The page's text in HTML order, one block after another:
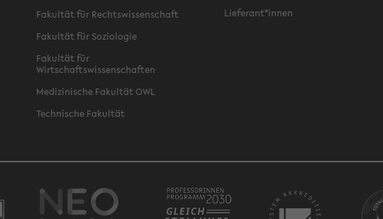
Fakultät für Rechtswissenschaft
Fakultät für Soziologie
Fakultät für
Wirtschaftswissenschaften
Medizinische Fakultät OWL
Technische Fakultät
Lieferant*innen